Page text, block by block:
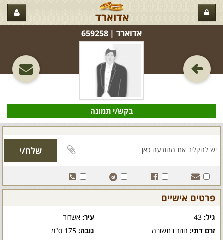
אדוארד
אדוארד‏ | 659258
בקש/י תמונה
פרטים אישיים
גיל: עיר:אשדוד
זרם דתי: חוזר בתשובה גובה:175 ס"מ